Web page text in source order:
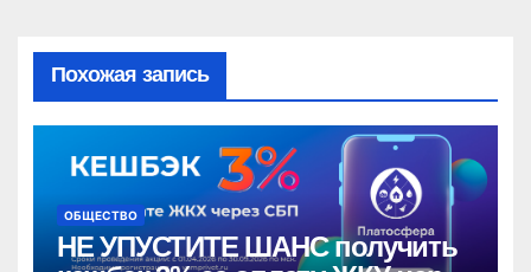
Похожая запись
ОБЩЕСТВО
НЕ УПУСТИТЕ ШАНС получить